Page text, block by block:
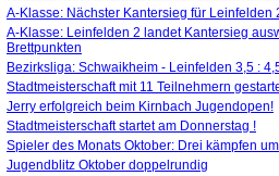
A-Klasse: Nächster Kantersieg für Leinfelden
A-Klasse: Leinfelden 2 landet Kantersieg
Brettpunkten
Bezirksliga: Schwaikheim - Leinfelden 3,5 :
Stadtmeisterschaft mit 11 Teilnehmern
Jerry erfolgreich beim Kirnbach Jugendopen!
Stadtmeisterschaft startet am Donnerstag !
Spieler des Monats Oktober: Drei kämpfen
Jugendblitz Oktober doppelrundig